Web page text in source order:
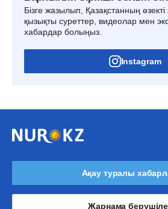
Бізге жазылып, Қазақстанның
қызықты суреттер, видеолар мен
хабардар болыңыз.
Instagram
Ақау туралы
Жарнама